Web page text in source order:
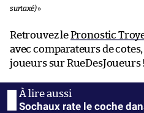
surtaxé)»
Retrouvez lePronostic
avec comparateurs de
joueurs sur RueDesJoueurs !
Sochaux rate le coche